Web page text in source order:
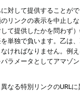
対して提供することが
リンクの表示を中止し
て提供したかを問わず
単独で負います。乙は
ければなりません。例
ラメータとしてアマゾ
なる特別リンクのURL